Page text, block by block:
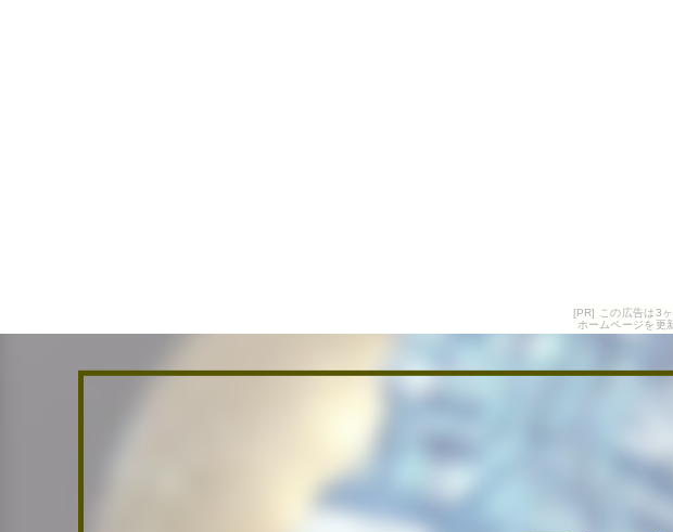
[PR] この広告は3
ホームページを更